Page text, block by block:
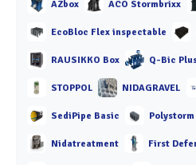
AZbox ACO Stormbrixx
EcoBloc Flex inspectable
RAUSIKKO Box Q-Bic
STOPPOL NIDAGRAVEL
SediPipe Basic Polystorm
Nidatreatment First